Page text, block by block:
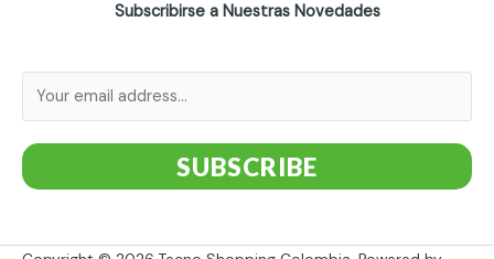
Subscribirse a Nuestras Novedades
SUBSCRIBE